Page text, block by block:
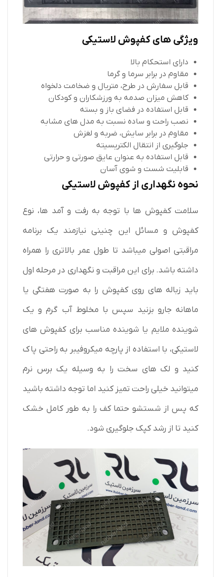
ویژگی های کفپوش لاستیکی
دارای استحکام بالا
مقاوم در برابر سرما و گرما
قابل سفارش در طرح، متریال و ضخامت دلخواه
کاهش میزان صدمه به ورزشکاران و کودکان
قابل استفاده در فضای باز و بسته
نصب راحت و ساده نسبت به مدل های مشابه
مقاوم در برابر سایش، ضربه و لغزش
جلوگیری از انتقال الکتریسیته
قابل استفاده به عنوان عایق صورتی و حرارتی
قابلیت شست و شوی آسان
نحوه نگهداری از کفپوش لاستیکی
سلامت کفپوش ها با توجه به رفت و آمد ها، نوع
کفپوش و مسائل این چنینی نیازمند یک برنامه
مراقبتی اصولی میباشد تا طول عمر بالاتری را همراه
داشته باشد. برای این مراقبت و نگهداری در مرحله اول
باید زباله های روی کفپوش را به صورت هفتگی یا
ماهانه جارو بزنید سپس با مخلوط آب گرم و یک
شوینده ملایم یا شوینده مناسب برای کفپوش های
لاستیکی، با استفاده از پارچه میکروفیبر به راحتی پاک
کنید و لک های سخت را به وسیله یک برس نرم
میتوانید خیلی راحت تمیز کنید اما توجه داشته باشید
که پس از شستشو حتما کف را به طور کامل خشک
کنید تا از رشد کپک جلوگیری شود.